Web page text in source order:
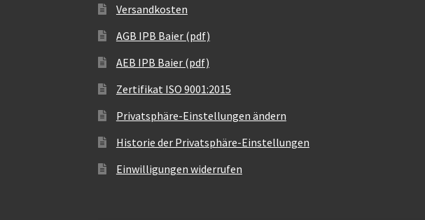
Versandkosten
AGB IPB Baier (pdf)
AEB IPB Baier (pdf)
Zertifikat ISO 9001:2015
Privatsphäre-Einstellungen ändern
Historie der Privatsphäre-Einstellungen
Einwilligungen widerrufen